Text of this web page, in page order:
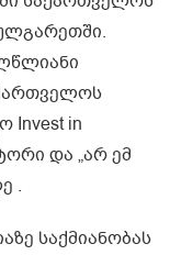
Invest in
და „არ ემ
.
საქმიანობას